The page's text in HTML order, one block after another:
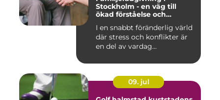
Stockholm - en väg till
ökad förståelse och
I en snabbt föränderlig värld
där stress och konflikter är
en del av vardag...
09. jul